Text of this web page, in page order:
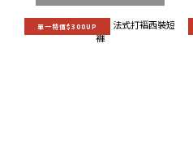
單一特價$300UP